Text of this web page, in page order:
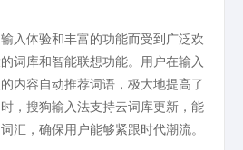
入体验和丰富的功能而受到广泛欢
词库和智能联想功能。用户在输入
内容自动推荐词语，极大地提高了
，搜狗输入法支持云词库更新，能
汇，确保用户能够紧跟时代潮流。